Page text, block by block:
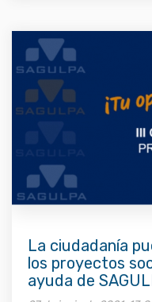
La ciudadanía
los proyectos
ayuda de